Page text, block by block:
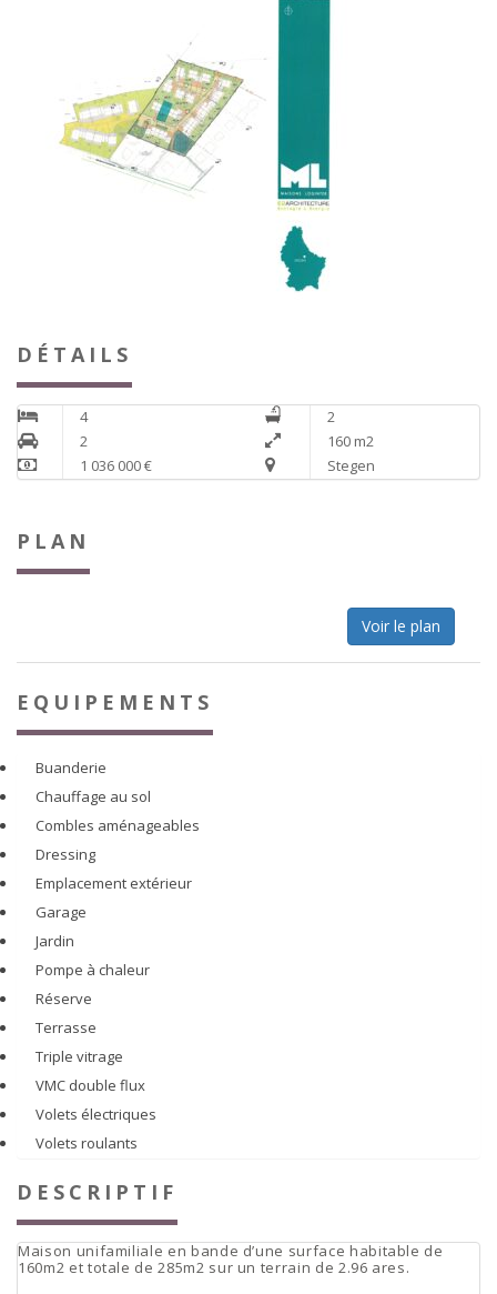
DÉTAILS
4
2
1 036 000 €
2
160 m2
Stegen
PLAN
Voir le plan
EQUIPEMENTS
Buanderie
Chauffage au sol
Combles aménageables
Dressing
Emplacement extérieur
Garage
Jardin
Pompe à chaleur
Réserve
Terrasse
Triple vitrage
VMC double flux
Volets électriques
Volets roulants
DESCRIPTIF
Maison unifamiliale en bande d’une surface habitable de
160m2 et totale de 285m2 sur un terrain de 2.96 ares.